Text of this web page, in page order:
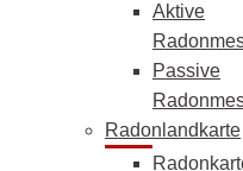
Aktive
Passive
Radonlandkarte